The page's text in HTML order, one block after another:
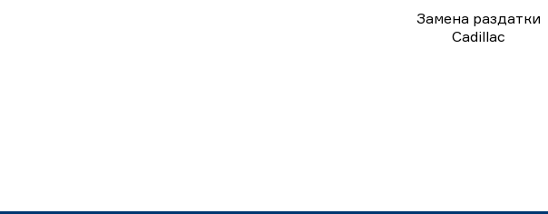
Замена раздатки
Cadillac